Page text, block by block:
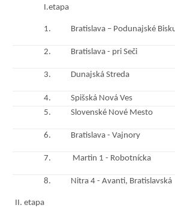
I.etapa
1. Bratislava – Podunajské
2. Bratislava - pri Seči
3. Dunajská Streda
4. Spišská Nová Ves
5. Slovenské Nové Mesto
6. Bratislava - Vajnory
7. Martin 1 - Robotnícka
8. Nitra 4 - Avanti, Bratislavská
II. etapa